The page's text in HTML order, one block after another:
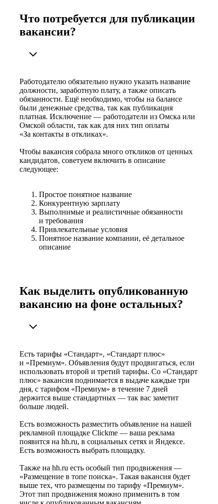
Что потребуется для публикации
вакансии?
Работодателю обязательно нужно указать название
должности, заработную плату, а также описать
обязанности. Ещё необходимо, чтобы на балансе
были денежные средства, так как публикация
платная. Исключение — работодатели из Омска или
Омской области, так как для них тип оплаты
«За контакты в откликах».
Чтобы вакансия собрала много откликов от ценных
кандидатов, советуем включить в описание
следующее:
Простое понятное название
Конкурентную зарплату
Выполнимые и реалистичные обязанности
и требования
Привлекательные условия
Понятное название компании, её детальное
описание
Как выделить опубликованную
вакансию на фоне остальных?
Есть тарифы «Стандарт», «Стандарт плюс»
и «Премиум». Объявления будут продвигаться, если
использовать второй и третий тарифы. Со «Стандарт
плюс» вакансия поднимается в выдаче каждые три
дня, с тарифом «Премиум» в течение 7 дней
держится выше стандартных — так вас заметит
больше людей.
Есть возможность разместить объявление на нашей
рекламной площадке Clickme — ваша реклама
появится на hh.ru, в социальных сетях и Яндексе.
Есть возможность выбрать площадку.
Также на hh.ru есть особый тип продвижения —
«Размещение в топе поиска». Такая вакансия будет
выше тех, что размещены по тарифу «Премиум».
Этот тип продвижения можно применить в том